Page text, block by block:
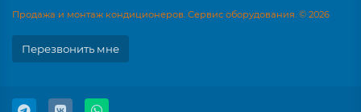
Продажа и монтаж кондиционеров. Сервис оборудования. © 2026
Перезвонить мне